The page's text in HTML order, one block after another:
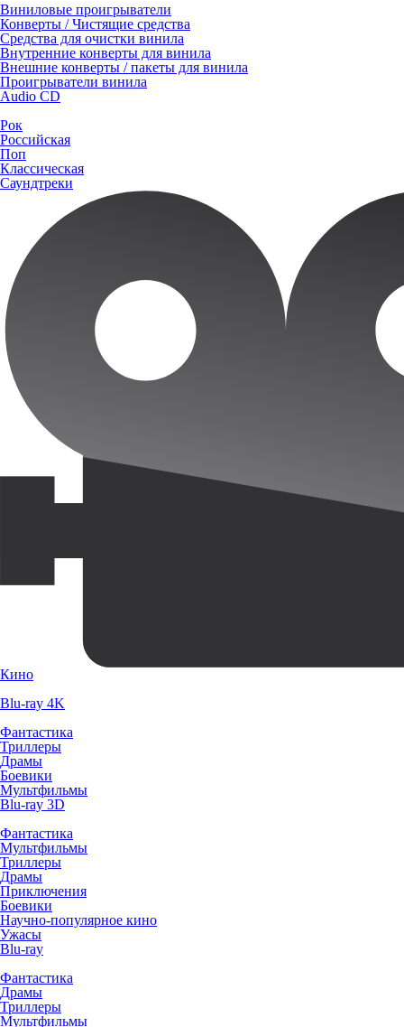
Виниловые проигрыватели
Конверты / Чистящие средства
Средства для очистки винила
Внутренние конверты для винила
Внешние конверты / пакеты для винила
Проигрыватели винила
Audio CD
Рок
Российская
Поп
Классическая
Саундтреки
Кино
Blu-ray 4K
Фантастика
Триллеры
Драмы
Боевики
Мультфильмы
Blu-ray 3D
Фантастика
Мультфильмы
Триллеры
Драмы
Приключения
Боевики
Научно-популярное кино
Ужасы
Blu-ray
Фантастика
Драмы
Триллеры
Мультфильмы